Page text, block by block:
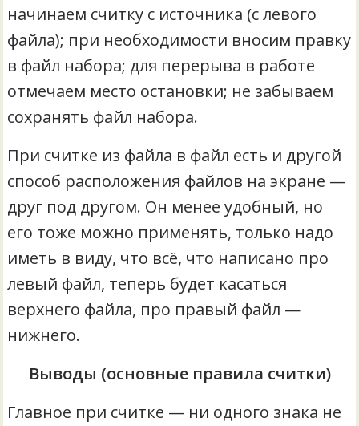
начинаем считку с источника (с левого
файла); при необходимости вносим правку
в файл набора; для перерыва в работе
отмечаем место остановки; не забываем
сохранять файл набора.
При считке из файла в файл есть и другой
способ расположения файлов на экране —
друг под другом. Он менее удобный, но
его тоже можно применять, только надо
иметь в виду, что всё, что написано про
левый файл, теперь будет касаться
верхнего файла, про правый файл —
нижнего.
Выводы (основные правила считки)
Главное при считке — ни одного знака не